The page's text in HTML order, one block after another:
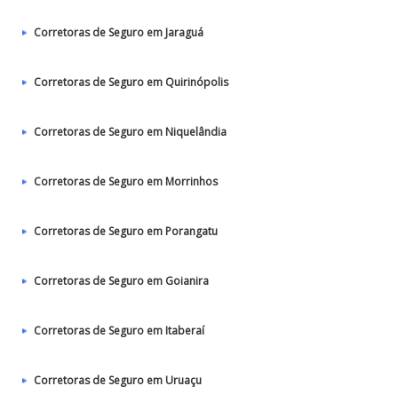
Corretoras de Seguro em Jaraguá
Corretoras de Seguro em Quirinópolis
Corretoras de Seguro em Niquelândia
Corretoras de Seguro em Morrinhos
Corretoras de Seguro em Porangatu
Corretoras de Seguro em Goianira
Corretoras de Seguro em Itaberaí
Corretoras de Seguro em Uruaçu